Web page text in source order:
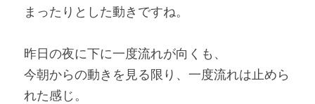
まったりとした動きですね。
昨日の夜に下に一度流れが向くも、
今朝からの動きを見る限り、一度流れは止めら
れた感じ。